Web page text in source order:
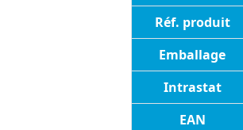
Réf. produit
Emballage
Intrastat
EAN